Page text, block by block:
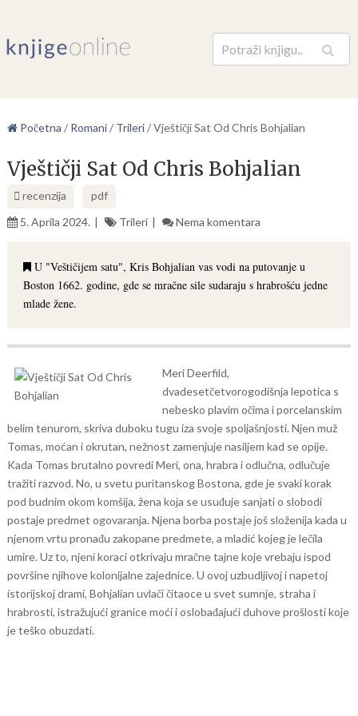
Pretraga
Početna / Romani/ Trileri/Vještičji Sat Od Chris Bohjalian
Vještičji Sat Od Chris Bohjalian
recenzija
pdf
5. Aprila 2024.
Trileri Nema komentara
U "Veštičijem satu", Kris Bohjalian vas vodi na putovanje u
Boston 1662. godine, gde se mračne sile sudaraju s hrabrošću jedne
mlade žene.
Meri Deerfild,
dvadesetčetvorogodišnja lepotica s
nebesko plavim očima i porcelanskim
belim tenurom, skriva duboku tugu iza svoje spoljašnjosti. Njen muž
Tomas, moćan i okrutan, nežnost zamenjuje nasiljem kad se opije.
Kada Tomas brutalno povredi Meri, ona, hrabra i odlučna, odlučuje
tražiti razvod. No, u svetu puritanskog Bostona, gde je svaki korak
pod budnim okom komšija, žena koja se usuđuje sanjati o slobodi
postaje predmet ogovaranja. Njena borba postaje još složenija kada u
njenom vrtu pronađu zakopane predmete, a mladić kojeg je lečila
umire. Uz to, njeni koraci otkrivaju mračne tajne koje vrebaju ispod
površine njihove kolonijalne zajednice. U ovoj uzbudljivoj i napetoj
istorijskoj drami, Bohjalian uvlači čitaoce u svet sumnje, straha i
hrabrosti, istražujući granice moći i oslobađajući duhove prošlosti koje
je teško obuzdati.